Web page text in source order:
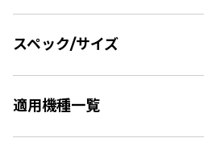
スペック/サイズ
適用機種一覧